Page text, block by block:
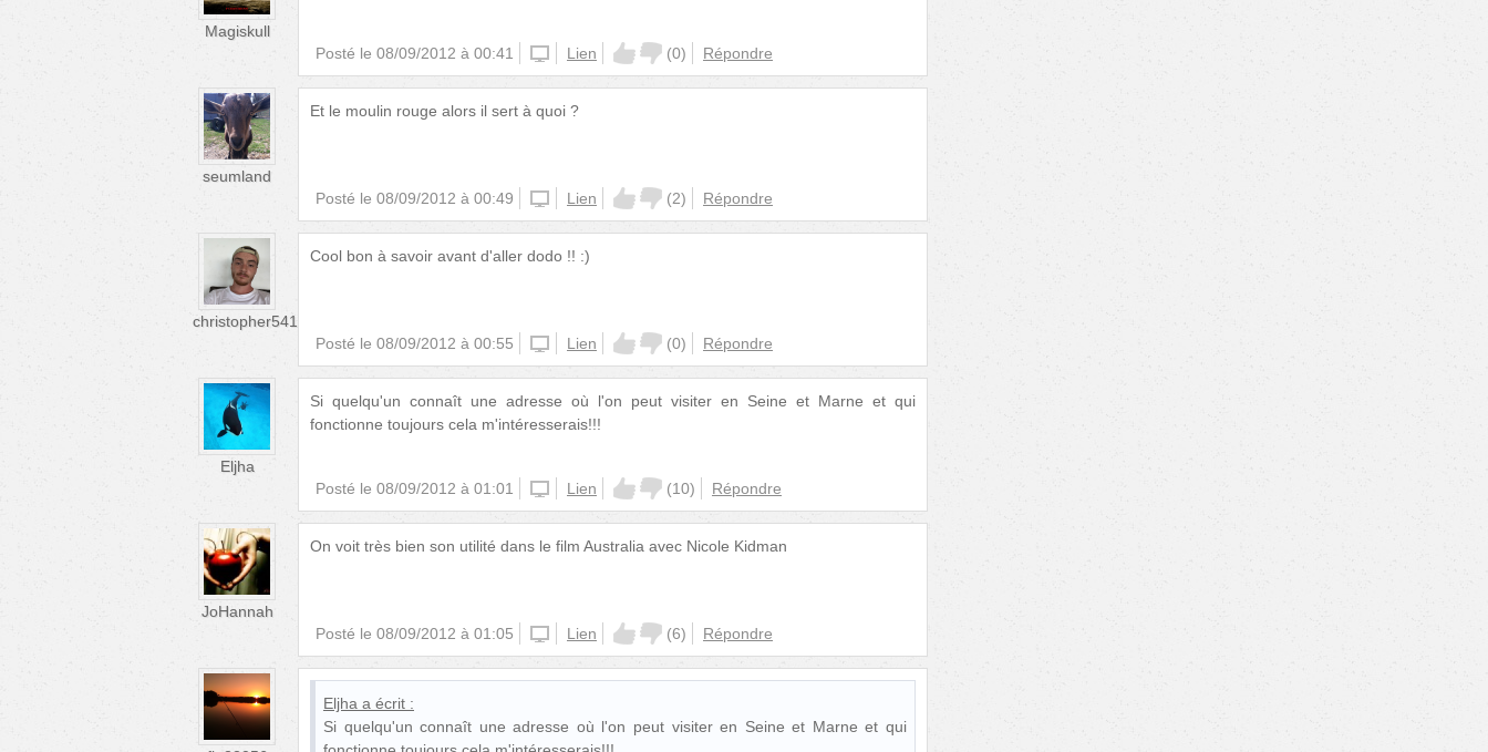
Magiskull
Posté le 08/09/2012 à 00:41 iphoneLien (0) Répondre
seumland
Et le moulin rouge alors il sert à quoi ?
Posté le 08/09/2012 à 00:49 iphoneLien (2) Répondre
christopher54112
Cool bon à savoir avant d'aller dodo !! :)
Posté le 08/09/2012 à 00:55 websiteLien (0) Répondre
Eljha
Si quelqu'un connaît une adresse où l'on peut visiter en Seine et Marne et qui
fonctionne toujours cela m'intéresserais!!!
Posté le 08/09/2012 à 01:01 iphoneLien (10) Répondre
JoHannah
On voit très bien son utilité dans le film Australia avec Nicole Kidman
Posté le 08/09/2012 à 01:05 iphoneLien (6) Répondre
Eljha a écrit :
Si quelqu'un connaît une adresse où l'on peut visiter en Seine et Marne et qui